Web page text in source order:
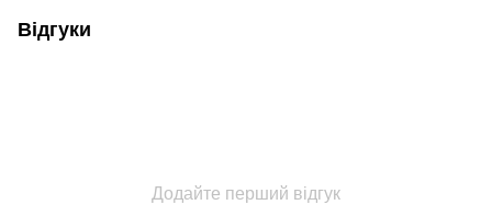
Відгуки
Додайте перший відгук